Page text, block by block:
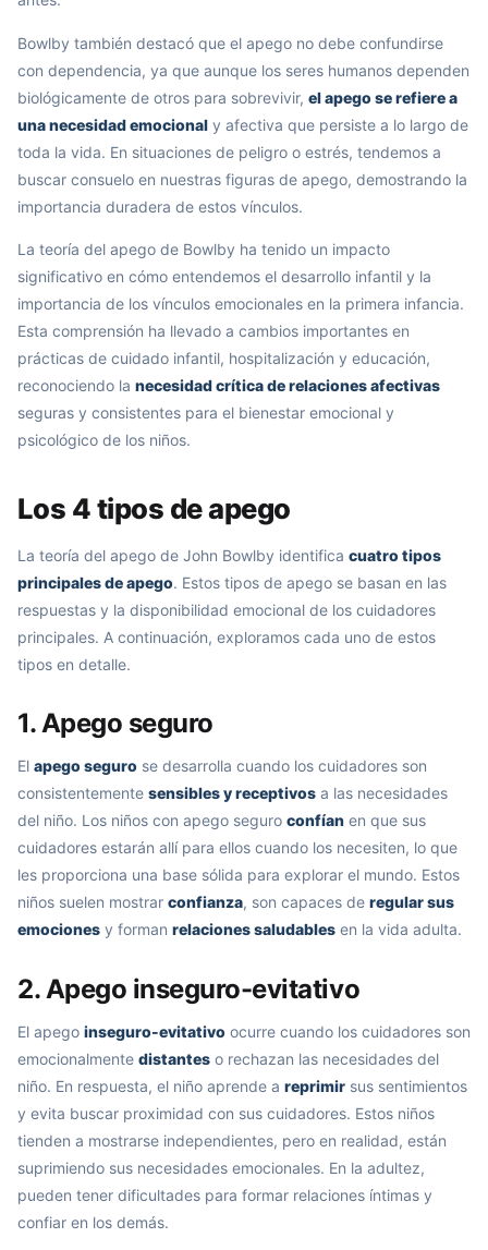
Bowlby también destacó que el apego no debe confundirse
con dependencia, ya que aunque los seres humanos dependen
biológicamente de otros para sobrevivir, el apego se refiere a
una necesidad emocional y afectiva que persiste a lo largo de
toda la vida. En situaciones de peligro o estrés, tendemos a
buscar consuelo en nuestras figuras de apego, demostrando la
importancia duradera de estos vínculos.
La teoría del apego de Bowlby ha tenido un impacto
significativo en cómo entendemos el desarrollo infantil y la
importancia de los vínculos emocionales en la primera infancia.
Esta comprensión ha llevado a cambios importantes en
prácticas de cuidado infantil, hospitalización y educación,
reconociendo la necesidad crítica de relaciones afectivas
seguras y consistentes para el bienestar emocional y
psicológico de los niños.
Los 4 tipos de apego
La teoría del apego de John Bowlby identifica cuatro tipos
principales de apego. Estos tipos de apego se basan en las
respuestas y la disponibilidad emocional de los cuidadores
principales. A continuación, exploramos cada uno de estos
tipos en detalle.
1. Apego seguro
El apego seguro se desarrolla cuando los cuidadores son
consistentemente sensibles y receptivos a las necesidades
del niño. Los niños con apego seguro confían en que sus
cuidadores estarán allí para ellos cuando los necesiten, lo que
les proporciona una base sólida para explorar el mundo. Estos
niños suelen mostrar confianza, son capaces de regular sus
emociones y forman relaciones saludables en la vida adulta.
2. Apego inseguro-evitativo
El apego inseguro-evitativo ocurre cuando los cuidadores son
emocionalmente distantes o rechazan las necesidades del
niño. En respuesta, el niño aprende a reprimir sus sentimientos
y evita buscar proximidad con sus cuidadores. Estos niños
tienden a mostrarse independientes, pero en realidad, están
suprimiendo sus necesidades emocionales. En la adultez,
pueden tener dificultades para formar relaciones íntimas y
confiar en los demás.